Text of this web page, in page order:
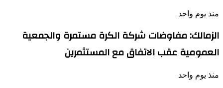
منذ يوم واحد
الزمالك: مفاوضات شركة الكرة مستمرة والجمعية
العمومية عقب الاتفاق مع المستثمرين
منذ يوم واحد